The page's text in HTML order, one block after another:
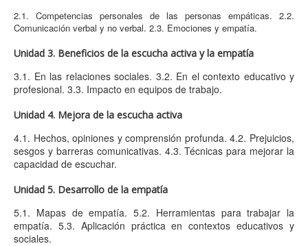
2.1. Competencias personales de las personas empáticas. 2.2.
Comunicación verbal y no verbal. 2.3. Emociones y empatía.
Unidad 3. Beneficios de la escucha activa y la empatía
3.1. En las relaciones sociales. 3.2. En el contexto educativo y
profesional. 3.3. Impacto en equipos de trabajo.
Unidad 4. Mejora de la escucha activa
4.1. Hechos, opiniones y comprensión profunda. 4.2. Prejuicios,
sesgos y barreras comunicativas. 4.3. Técnicas para mejorar la
capacidad de escuchar.
Unidad 5. Desarrollo de la empatía
5.1. Mapas de empatía. 5.2. Herramientas para trabajar la
empatía. 5.3. Aplicación práctica en contextos educativos y
sociales.